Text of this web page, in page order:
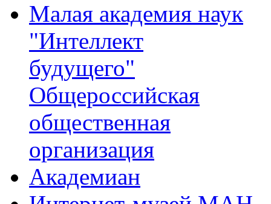
Малая академия наук
"Интеллект
будущего"
Общероссийская
общественная
организация
Академиан